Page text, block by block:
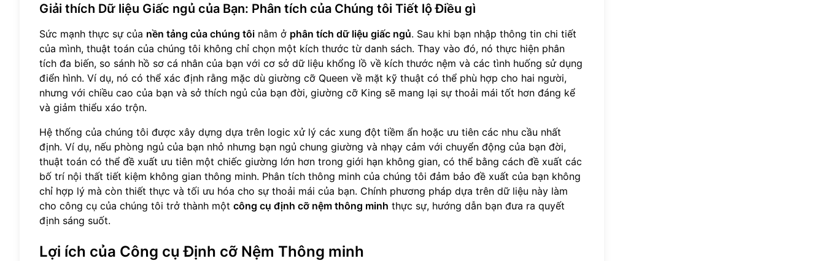
Giải thích Dữ liệu Giấc ngủ của Bạn: Phân tích của Chúng tôi Tiết lộ Điều gì
Sức mạnh thực sự của nền tảng của chúng tôi nằm ở phân tích dữ liệu giấc ngủ. Sau khi bạn nhập thông tin chi tiết
của mình, thuật toán của chúng tôi không chỉ chọn một kích thước từ danh sách. Thay vào đó, nó thực hiện phân
tích đa biến, so sánh hồ sơ cá nhân của bạn với cơ sở dữ liệu khổng lồ về kích thước nệm và các tình huống sử dụng
điển hình. Ví dụ, nó có thể xác định rằng mặc dù giường cỡ Queen về mặt kỹ thuật có thể phù hợp cho hai người,
nhưng với chiều cao của bạn và sở thích ngủ của bạn đời, giường cỡ King sẽ mang lại sự thoải mái tốt hơn đáng kể
và giảm thiểu xáo trộn.
Hệ thống của chúng tôi được xây dựng dựa trên logic xử lý các xung đột tiềm ẩn hoặc ưu tiên các nhu cầu nhất
định. Ví dụ, nếu phòng ngủ của bạn nhỏ nhưng bạn ngủ chung giường và nhạy cảm với chuyển động của bạn đời,
thuật toán có thể đề xuất ưu tiên một chiếc giường lớn hơn trong giới hạn không gian, có thể bằng cách đề xuất các
bố trí nội thất tiết kiệm không gian thông minh. Phân tích thông minh của chúng tôi đảm bảo đề xuất của bạn không
chỉ hợp lý mà còn thiết thực và tối ưu hóa cho sự thoải mái của bạn. Chính phương pháp dựa trên dữ liệu này làm
cho công cụ của chúng tôi trở thành một công cụ định cỡ nệm thông minh thực sự, hướng dẫn bạn đưa ra quyết
định sáng suốt.
Lợi ích của Công cụ Định cỡ Nệm Thông minh